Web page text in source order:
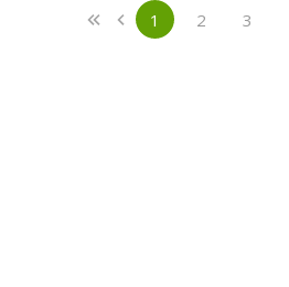
«
First ‹
Previous 1(current)
2 3